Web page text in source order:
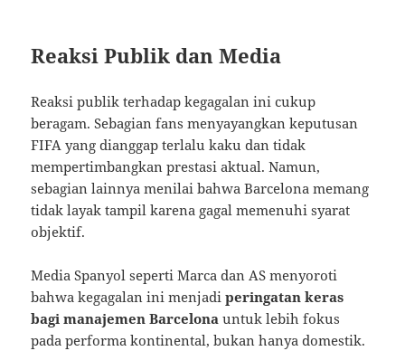
Reaksi Publik dan Media
Reaksi publik terhadap kegagalan ini cukup
beragam. Sebagian fans menyayangkan keputusan
FIFA yang dianggap terlalu kaku dan tidak
mempertimbangkan prestasi aktual. Namun,
sebagian lainnya menilai bahwa Barcelona memang
tidak layak tampil karena gagal memenuhi syarat
objektif.
Media Spanyol seperti Marca dan AS menyoroti
bahwa kegagalan ini menjadiperingatan keras
bagi manajemen Barcelona untuk lebih fokus
pada performa kontinental, bukan hanya domestik.